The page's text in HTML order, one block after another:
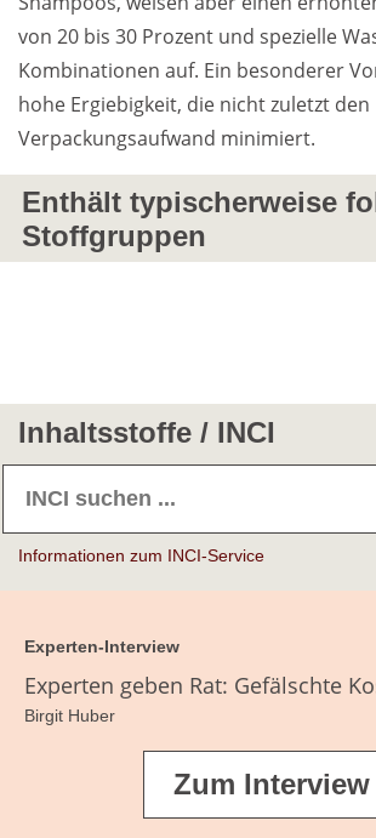
Produktsicherheit
Literatur
von 20 bis 30 Prozent und spezielle
Kombinationen auf. Ein besonderer
hohe Ergiebigkeit, die nicht zuletzt den
Verpackungsaufwand minimiert.
Enthält typischerweise
Stoffgruppen
Antischuppen-Wirkstoffe
Emulgatoren
Farbstoffe/Farbpigmente
Haarfarbstoffe
Haarpflegestoffe/Konditioniermittel
Konservierungsmittel
Kühlende Wirkstoffe
Inhaltsstoffe / INCI
Informationen zum INCI-Service
Experten-Interview
Experten geben Rat: Gefälschte
Birgit Huber
Zum Interview